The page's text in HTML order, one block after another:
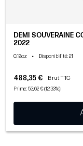
DEMI SOUVERAINE
2022
0.12oz • Disponibilité: 21
488,35 € Brut TTC
Prime: 53,62 € (12,33%)